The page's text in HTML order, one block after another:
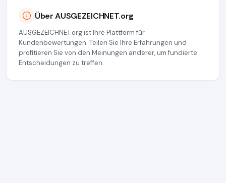
Über AUSGEZEICHNET.org
AUSGEZEICHNET.org ist Ihre Plattform für
Kundenbewertungen. Teilen Sie Ihre Erfahrungen und
profitieren Sie von den Meinungen anderer, um fundierte
Entscheidungen zu treffen.